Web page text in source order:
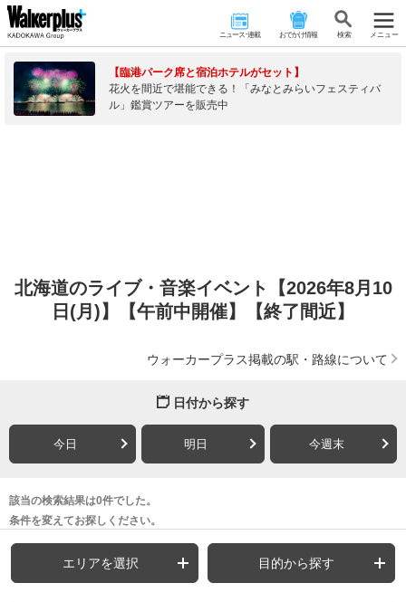
ニュース･連載 おでかけ情報 検 索 メニュー
【臨港パーク席と宿泊ホテルがセット】
花火を間近で堪能できる！「みなとみらいフェスティバ
ル」鑑賞ツアーを販売中
北海道のライブ・音楽イベント【2026年8月10
日(月)】【午前中開催】【終了間近】
ウォーカープラス掲載の駅・路線について
日付から探す
今日 明日 今週末
該当の検索結果は0件でした。
条件を変えてお探しください。
エリアを選択 目的から探す